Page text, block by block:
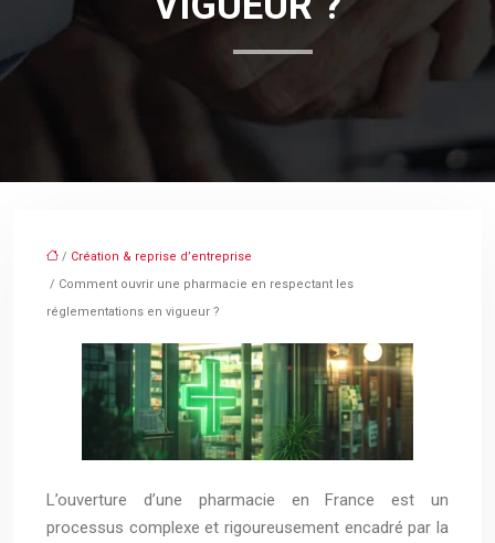
/ Création & reprise d’entreprise
/ Comment ouvrir une pharmacie en respectant les
réglementations en vigueur ?
L’ouverture d’une pharmacie en France est un
processus complexe et rigoureusement encadré par la